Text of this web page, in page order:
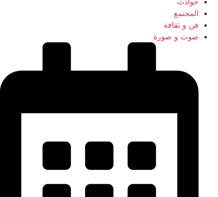
المجتمع
فن و ثقافة
صوت و صورة